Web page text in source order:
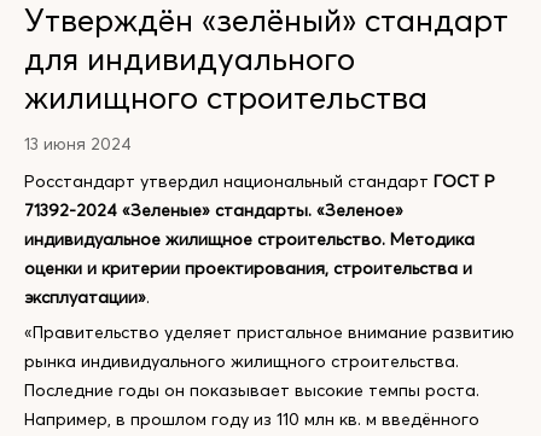
Утверждён «зелёный» стандарт
для индивидуального
жилищного строительства
13 июня 2024
Росстандарт утвердил национальный стандарт ГОСТ Р
71392-2024 «Зеленые» стандарты. «Зеленое»
индивидуальное жилищное строительство. Методика
оценки и критерии проектирования, строительства и
эксплуатации».
«Правительство уделяет пристальное внимание развитию
рынка индивидуального жилищного строительства.
Последние годы он показывает высокие темпы роста.
Например, в прошлом году из 110 млн кв. м введённого